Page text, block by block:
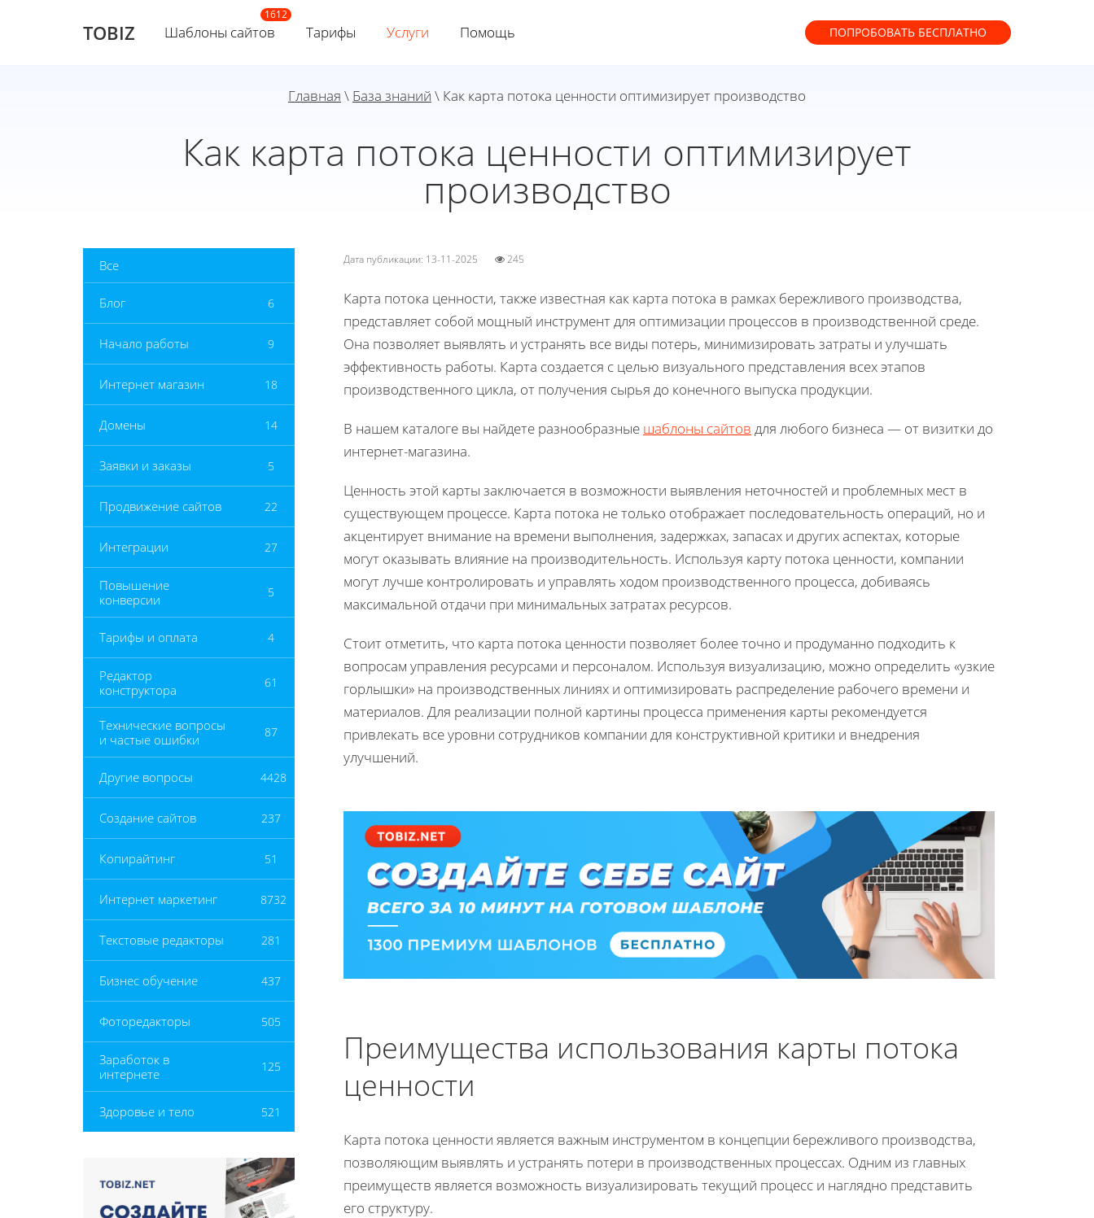
TOBIZ Шаблоны сайтов Тарифы Услуги Помощь ПОПРОБОВАТЬ БЕСПЛАТНО
Главная \ База знаний \ Как карта потока ценности оптимизирует производство
Как карта потока ценности оптимизирует
производство
Все
Блог 6
Начало работы 9
Интернет магазин 18
Домены 14
Заявки и заказы 5
Продвижение сайтов 22
Интеграции 27
Повышение
конверсии
5
Тарифы и оплата 4
Редактор
конструктора
61
Технические вопросы
и частые ошибки
87
Другие вопросы 4428
Создание сайтов 237
Копирайтинг 51
Интернет маркетинг 8732
Текстовые редакторы 281
Бизнес обучение 437
Фоторедакторы 505
Заработок в
интернете
125
Здоровье и тело 521
Дата публикации: 13-11-2025 245
Карта потока ценности, также известная как карта потока в рамках бережливого производства,
представляет собой мощный инструмент для оптимизации процессов в производственной среде.
Она позволяет выявлять и устранять все виды потерь, минимизировать затраты и улучшать
эффективность работы. Карта создается с целью визуального представления всех этапов
производственного цикла, от получения сырья до конечного выпуска продукции.
В нашем каталоге вы найдете разнообразные шаблоны сайтов для любого бизнеса — от визитки до
интернет-магазина.
Ценность этой карты заключается в возможности выявления неточностей и проблемных мест в
существующем процессе. Карта потока не только отображает последовательность операций, но и
акцентирует внимание на времени выполнения, задержках, запасах и других аспектах, которые
могут оказывать влияние на производительность. Используя карту потока ценности, компании
могут лучше контролировать и управлять ходом производственного процесса, добиваясь
максимальной отдачи при минимальных затратах ресурсов.
Стоит отметить, что карта потока ценности позволяет более точно и продуманно подходить к
вопросам управления ресурсами и персоналом. Используя визуализацию, можно определить «узкие
горлышки» на производственных линиях и оптимизировать распределение рабочего времени и
материалов. Для реализации полной картины процесса применения карты рекомендуется
привлекать все уровни сотрудников компании для конструктивной критики и внедрения
улучшений.
Преимущества использования карты потока
ценности
Карта потока ценности является важным инструментом в концепции бережливого производства,
позволяющим выявлять и устранять потери в производственных процессах. Одним из главных
преимуществ является возможность визуализировать текущий процесс и наглядно представить
его структуру.